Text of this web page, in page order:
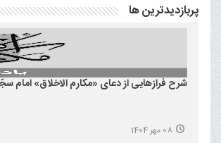
پربازدیدترین ها
شرح فرازهایی از دعای «مکارم الاخلاق» امام
08 مهر 1404